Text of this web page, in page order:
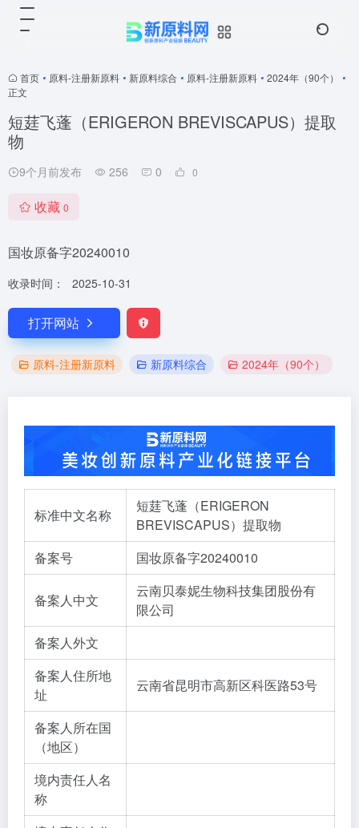
首页 • 原料-注册新原料 • 新原料综合 • 原料-注册新原料 • 2024年（90个）
•
正文
短莛飞蓬（ERIGERON BREVISCAPUS）提取
物
9个月前发布 256 0 0
收藏 0
国妆原备字20240010
收录时间： 2025-10-31
打开网站
原料-注册新原料 新原料综合 2024年（90个）
标准中文名称
短莛飞蓬（ERIGERON
BREVISCAPUS）提取物
备案号
国妆原备字20240010
备案人中文
云南贝泰妮生物科技集团股份有
限公司
备案人外文
备案人住所地
址
云南省昆明市高新区科医路53号
备案人所在国
（地区）
境内责任人名
称